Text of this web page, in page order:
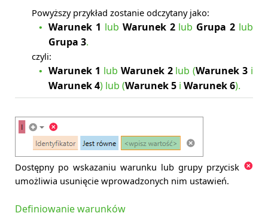
Powyższy przykład zostanie odczytany jako:
• Warunek 1 lub Warunek 2lub Grupa 2 lub
Grupa 3.
czyli:
• Warunek 1 lub Warunek 2lub (Warunek 3 i
Warunek 4) lub (Warunek 5 i Warunek 6).
Dostępny po wskazaniu warunku lub grupy przycisk
umożliwia usunięcie wprowadzonych nim ustawień.
Definiowanie warunków